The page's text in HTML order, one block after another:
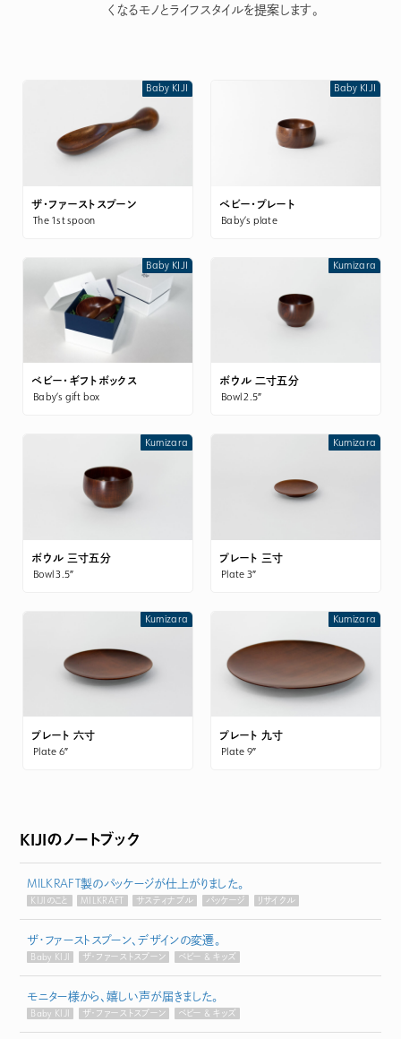
くなるモノとライフスタイルを提案します。
Baby KIJI
ザ・ファーストスプーン
The 1st spoon
Baby KIJI
ベビー・プレート
Baby’s plate
Baby KIJI
ベビー・ギフトボックス
Baby’s gift box
Kumizara
ボウル 二寸五分
Bowl 2.5″
Kumizara
ボウル 三寸五分
Bowl 3.5″
Kumizara
プレート 三寸
Plate 3″
Kumizara
プレート 六寸
Plate 6″
Kumizara
プレート 九寸
Plate 9″
KIJIのノートブック
MILKRAFT製のパッケージが仕上がりました。
KIJIのこと MILKRAFT サスティナブル パッケージ リサイクル
ザ・ファーストスプーン、デザインの変遷。
Baby KIJI ザ・ファーストスプーン ベビー & キッズ
モニター様から、嬉しい声が届きました。
Baby KIJI ザ・ファーストスプーン ベビー & キッズ